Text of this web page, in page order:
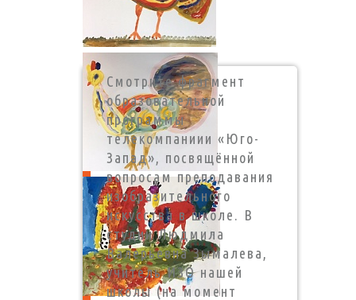
Смотрите фрагмент
образовательной
программы
телекомпаниии «Юго-
Запад», посвящённой
вопросам преподавания
изобразительного
искусства в школе. В
студии Людмила
Валерьевна Зымалева,
учитель ИЗО нашей
школы (на момент